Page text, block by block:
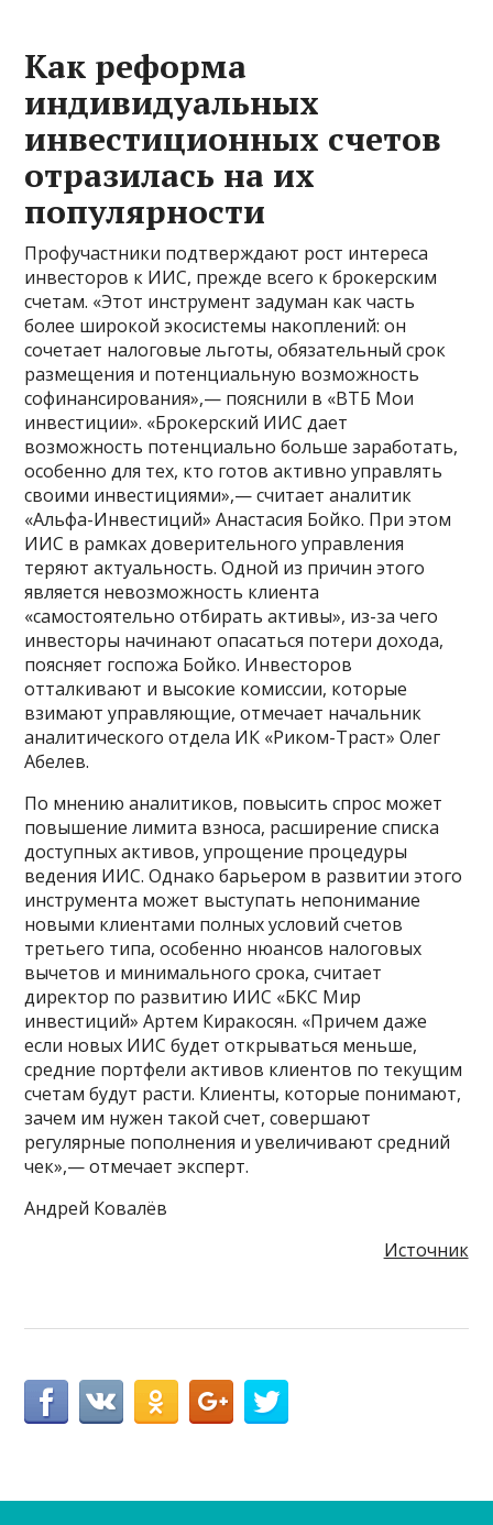
Как реформа
индивидуальных
инвестиционных счетов
отразилась на их
популярности
Профучастники подтверждают рост интереса
инвесторов к ИИС, прежде всего к брокерским
счетам. «Этот инструмент задуман как часть
более широкой экосистемы накоплений: он
сочетает налоговые льготы, обязательный срок
размещения и потенциальную возможность
софинансирования»,— пояснили в «ВТБ Мои
инвестиции». «Брокерский ИИС дает
возможность потенциально больше заработать,
особенно для тех, кто готов активно управлять
своими инвестициями»,— считает аналитик
«Альфа-Инвестиций» Анастасия Бойко. При этом
ИИС в рамках доверительного управления
теряют актуальность. Одной из причин этого
является невозможность клиента
«самостоятельно отбирать активы», из-за чего
инвесторы начинают опасаться потери дохода,
поясняет госпожа Бойко. Инвесторов
отталкивают и высокие комиссии, которые
взимают управляющие, отмечает начальник
аналитического отдела ИК «Риком-Траст» Олег
Абелев.
По мнению аналитиков, повысить спрос может
повышение лимита взноса, расширение списка
доступных активов, упрощение процедуры
ведения ИИС. Однако барьером в развитии этого
инструмента может выступать непонимание
новыми клиентами полных условий счетов
третьего типа, особенно нюансов налоговых
вычетов и минимального срока, считает
директор по развитию ИИС «БКС Мир
инвестиций» Артем Киракосян. «Причем даже
если новых ИИС будет открываться меньше,
средние портфели активов клиентов по текущим
счетам будут расти. Клиенты, которые понимают,
зачем им нужен такой счет, совершают
регулярные пополнения и увеличивают средний
чек»,— отмечает эксперт.
Андрей Ковалёв
Источник